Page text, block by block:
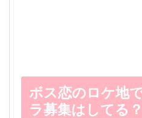
ボス恋のロケ地
ラ募集はしてる？